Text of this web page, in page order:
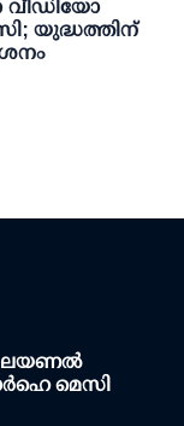
വീഡിയോ
യുദ്ധത്തിന്
ലയണൽ
മെസി